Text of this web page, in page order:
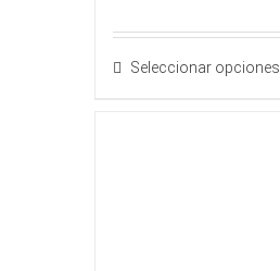
Seleccionar opciones